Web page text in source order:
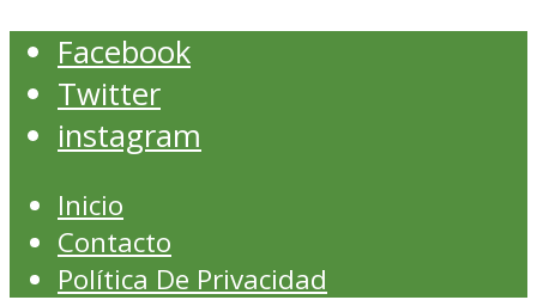
Facebook
Twitter
instagram
Inicio
Contacto
Política De Privacidad